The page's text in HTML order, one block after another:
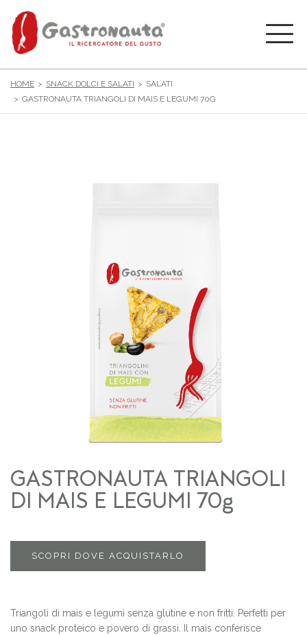
HOME SNACK DOLCI E SALATI
SALATI
GASTRONAUTA TRIANGOLI DI MAIS E LEGUMI 70G
GASTRONAUTA TRIANGOLI
DI MAIS E LEGUMI 70g
SCOPRI DOVE ACQUISTARLO
Triangoli di mais e legumi senza glutine e non fritti. Perfetti per
uno snack proteico e povero di grassi. Il mais conferisce